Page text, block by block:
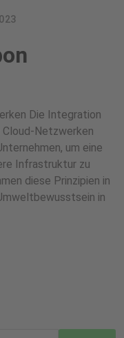
Die Integration
Cloud-Netzwerken
um eine
Infrastruktur zu
diese Prinzipien in
in